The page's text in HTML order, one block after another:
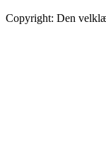
Copyright: Den